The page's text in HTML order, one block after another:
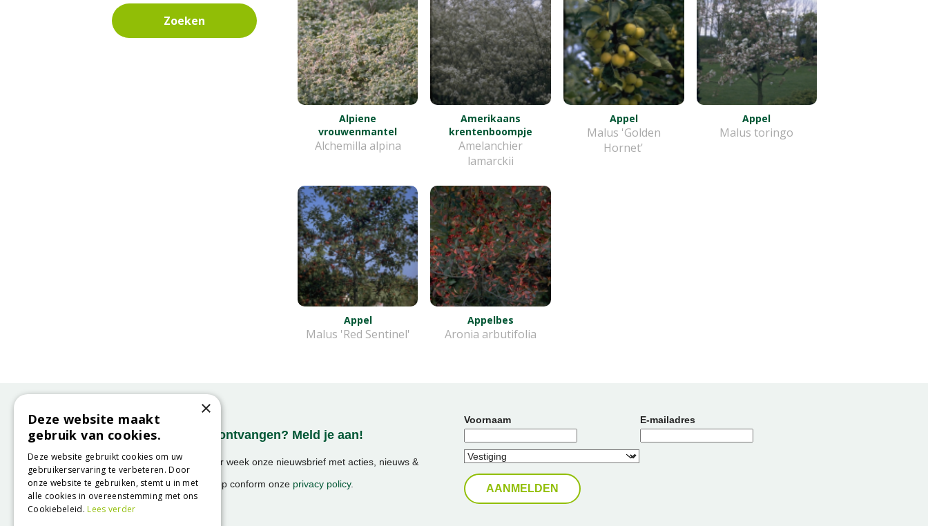
Alpiene
vrouwenmantel
Alchemilla alpina
Amerikaans
krentenboompje
Amelanchier
lamarckii
Appel
Malus 'Golden
Hornet'
Appel
Malus toringo
Appel
Malus 'Red Sentinel'
Appelbes
Aronia arbutifolia
Onze nieuwsbrief ontvangen? Meld je aan!
Ontvang ongeveer 1x per week onze nieuwsbrief met acties, nieuws &
activiteiten!
We slaan uw gegevens op conform onze privacy policy.
Voornaam E-mailadres
×
Deze website maakt
gebruik van cookies.
Deze website gebruikt cookies om uw
gebruikerservaring te verbeteren. Door
onze website te gebruiken, stemt u in met
alle cookies in overeenstemming met ons
Cookiebeleid.Lees verder